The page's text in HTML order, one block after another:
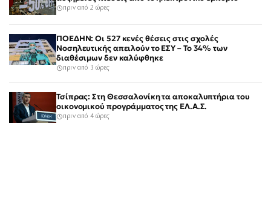
πριν από 2 ώρες
ΠΟΕΔΗΝ: Οι 527 κενές θέσεις στις σχολές
Νοσηλευτικής απειλούν το ΕΣΥ – Το 34% των
διαθέσιμων δεν καλύφθηκε
πριν από 3 ώρες
Τσίπρας: Στη Θεσσαλονίκη τα αποκαλυπτήρια του
οικονομικού προγράμματος της ΕΛ.Α.Σ.
πριν από 4 ώρες